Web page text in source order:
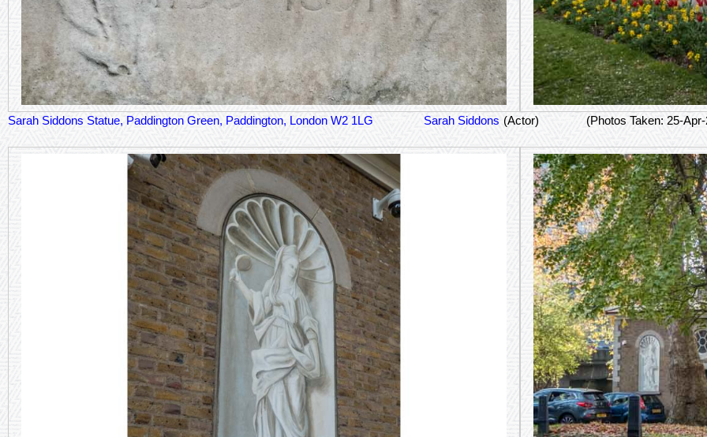
Sarah Siddons Statue, Paddington Green, Paddington, London W2 1LG Sarah Siddons (Actor) (Photos Taken: 25-